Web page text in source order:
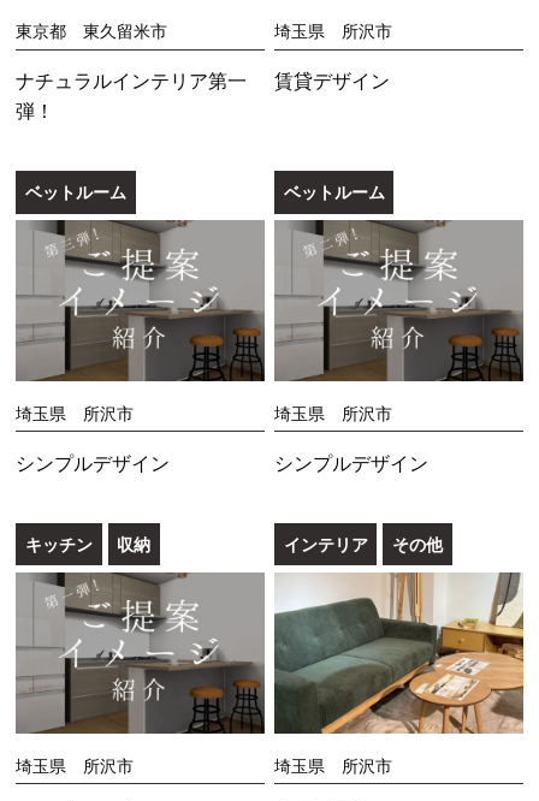
東京都 東久留米市
ナチュラルインテリア第一
弾！
埼玉県 所沢市
賃貸デザイン
ベットルーム
埼玉県 所沢市
シンプルデザイン
ベットルーム
埼玉県 所沢市
シンプルデザイン
キッチン 収納
埼玉県 所沢市
インテリア その他
埼玉県 所沢市